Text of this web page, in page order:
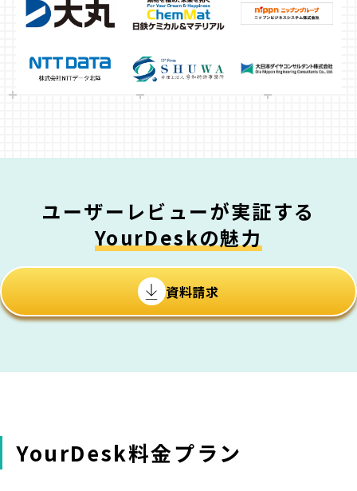
ユーザーレビューが実証する
YourDeskの魅力
資料請求
YourDesk料金プラン